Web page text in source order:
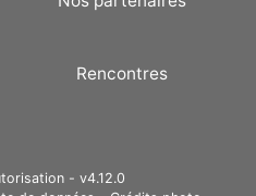
Rencontres
- v4.12.0